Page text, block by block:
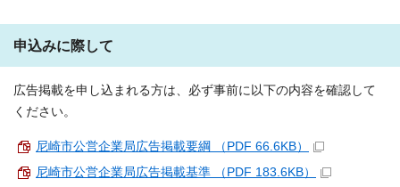
申込みに際して
広告掲載を申し込まれる方は、必ず事前に以下の内容を確認して
ください。
尼崎市公営企業局広告掲載要綱 （PDF 66.6KB）
尼崎市公営企業局広告掲載基準 （PDF 183.6KB）